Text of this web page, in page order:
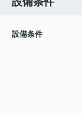
設備条件